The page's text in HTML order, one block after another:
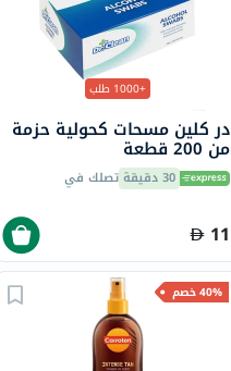
+1000 طلب
در كلين مسحات كحولية حزمة
من 200 قطعة
30 دقيقة تصلك في
11
40% خصم